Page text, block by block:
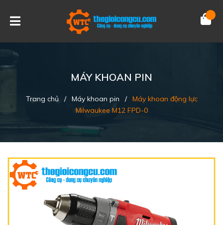
MÁY KHOAN PIN
Trang chủ / Máy khoan pin / Máy khoan động lực
Milwaukee M12 FPD-0